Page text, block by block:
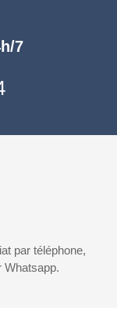
7
par téléphone,
Whatsapp.